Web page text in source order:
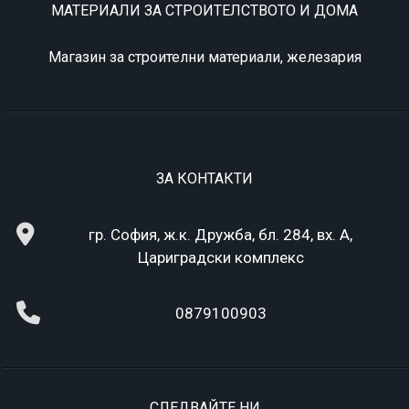
МАТЕРИАЛИ ЗА СТРОИТЕЛСТВОТО И ДОМА
Магазин за строителни материали, железария
ЗА КОНТАКТИ
гр. София, ж.к. Дружба, бл. 284, вх. А,
Цариградски комплекс
0879100903